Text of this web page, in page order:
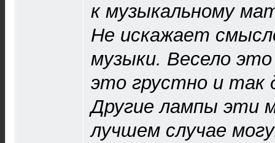
к музыкальному
Не искажает
музыки. Весело
это грустно и так
Другие лампы эти
лучшем случае